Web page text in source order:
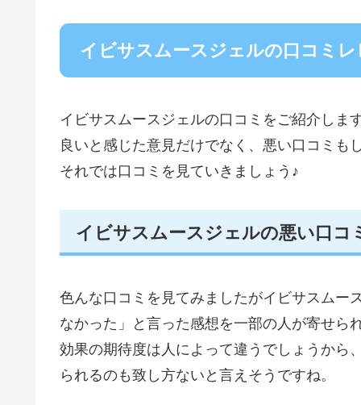
イビサスムースジェルの口コミレ
イビサスムースジェルの口コミをご紹介しま
良いと感じた意見だけでなく、悪い口コミも
それでは口コミを見ていきましょう♪
イビサスムースジェルの悪い口コ
色んな口コミを見てみましたがイビサスムー
なかった」と言った感想を一部の人が寄せら
効果の期待度は人によって違うでしょうから
られるのも致し方ないと言えそうですね。